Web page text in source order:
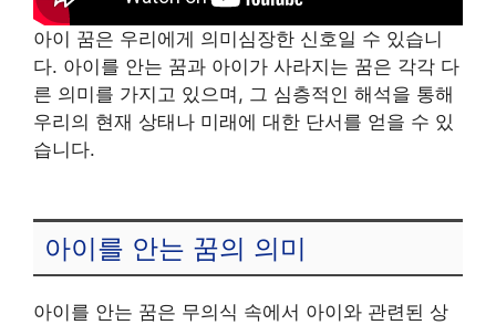
아이 꿈은 우리에게 의미심장한 신호일 수 있습니
다. 아이를 안는 꿈과 아이가 사라지는 꿈은 각각 다
른 의미를 가지고 있으며, 그 심층적인 해석을 통해
우리의 현재 상태나 미래에 대한 단서를 얻을 수 있
습니다.
아이를 안는 꿈의 의미
아이를 안는 꿈은 무의식 속에서 아이와 관련된 상